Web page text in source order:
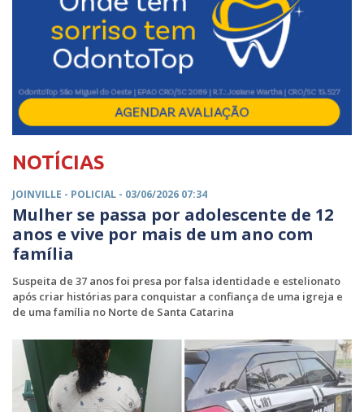
NOTÍCIAS
JOINVILLE - POLICIAL - 03/06/2026 07:34
Mulher se passa por adolescente de 12
anos e vive por mais de um ano com
família
Suspeita de 37 anos foi presa por falsa identidade e estelionato
após criar histórias para conquistar a confiança de uma igreja e
de uma família no Norte de Santa Catarina